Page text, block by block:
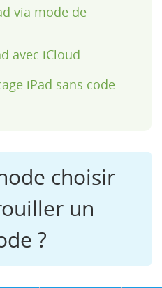
via mode de
avec iCloud
iPad sans code
choisir
un
?